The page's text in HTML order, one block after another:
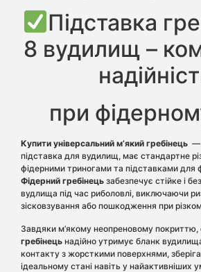
Підставка
8 вудилищ –
при
Купити універсальний м’який гребінець —
підставка для вудилищ, має стандартне
фідерними триногами та підставками для
Фідерний гребінець забезпечує стійке і
вудлища під час риболовлі, виключаючи
зісковзування або пошкодження при
Завдяки м’якому неопреновому покриттю,
гребінець надійно утримує бланк
контакту з жорсткими поверхнями,
ідеальному стані навіть у найактивніших